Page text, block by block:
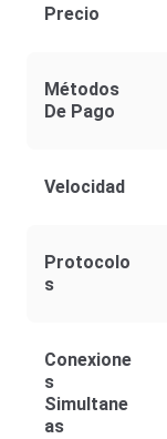
Precio
Métodos
De Pago
Velocidad
Protocolo
S
Conexione
S
Simultane
As